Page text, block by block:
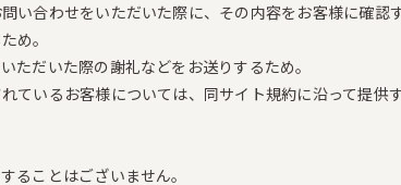
い合わせをいただいた際に、その内容をお客様に確認
め。
ただいた際の謝礼などをお送りするため。
ているお客様については、同サイト規約に沿って提供
ることはございません。